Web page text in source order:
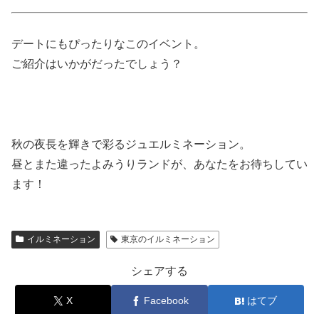
デートにもぴったりなこのイベント。
ご紹介はいかがだったでしょう？
秋の夜長を輝きで彩るジュエルミネーション。
昼とまた違ったよみうりランドが、あなたをお待ちしてい
ます！
イルミネーション 東京のイルミネーション
シェアする
X Facebook はてブ